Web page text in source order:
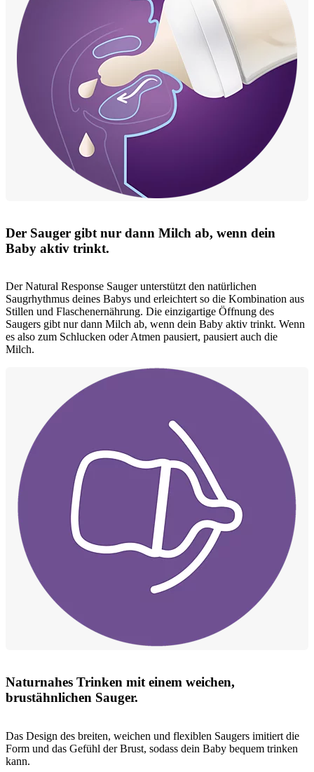
Der Sauger gibt nur dann Milch ab, wenn dein
Baby aktiv trinkt.
Der Natural Response Sauger unterstützt den natürlichen
Saugrhythmus deines Babys und erleichtert so die Kombination aus
Stillen und Flaschenernährung. Die einzigartige Öffnung des
Saugers gibt nur dann Milch ab, wenn dein Baby aktiv trinkt. Wenn
es also zum Schlucken oder Atmen pausiert, pausiert auch die
Milch.
Naturnahes Trinken mit einem weichen,
brustähnlichen Sauger.
Das Design des breiten, weichen und flexiblen Saugers imitiert die
Form und das Gefühl der Brust, sodass dein Baby bequem trinken
kann.